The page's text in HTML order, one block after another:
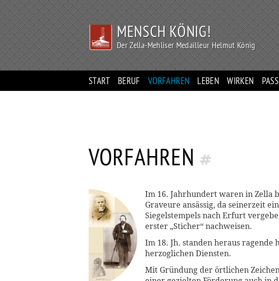
MENSCH KÖNIG!
Der Zella-Mehliser Medailleur Helmut König
START BERUF VORFAHREN LEBEN WIRKEN
VORFAHREN
Im 16. Jahrhundert waren in Zella
Graveure ansässig, da seinerzeit
Siegelstempels nach Erfurt
erster „Sticher“ nachweisen.
Im 18. Jh. standen heraus ragende
herzoglichen Diensten.
Mit Gründung der örtlichen